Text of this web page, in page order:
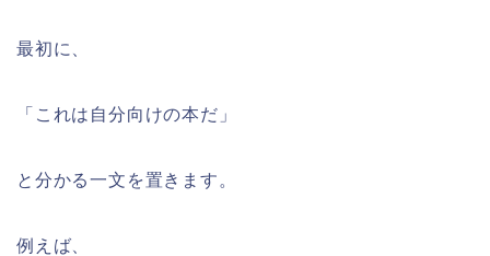
最初に、
「これは自分向けの本だ」
と分かる一文を置きます。
例えば、